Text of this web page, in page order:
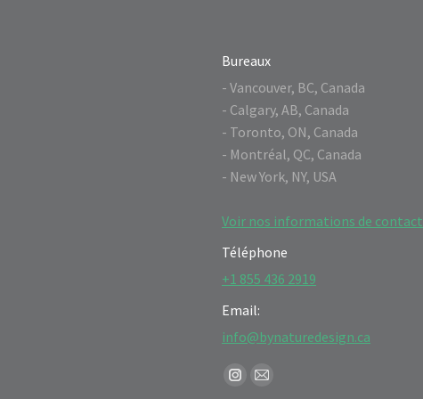
Bureaux
- Vancouver, BC, Canada
- Calgary, AB, Canada
- Toronto, ON, Canada
- Montréal, QC, Canada
- New York, NY, USA
Voir nos informations de contact
Téléphone
+1 855 436 2919
Email:
info@bynaturedesign.ca
Find us on:
Instagram
Mail